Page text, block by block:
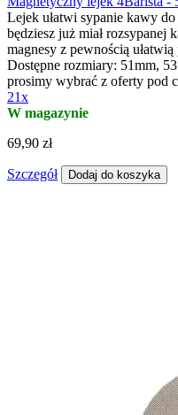
Lejek ułatwi sypanie kawy
będziesz już miał
magnesy z pewnością
Dostępne rozmiary: 51mm,
prosimy wybrać z oferty pod
21x
W magazynie
69,90 zł
Szczegół Dodaj do koszyka